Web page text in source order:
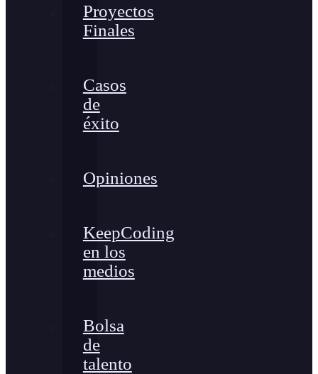
Proyectos
Finales
Casos
de
éxito
Opiniones
KeepCoding
en los
medios
Bolsa
de
talento